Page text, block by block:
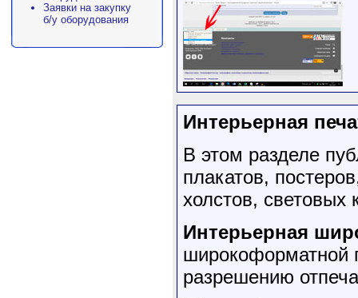
Заявки на закупку
б/у оборудования
Интерьерная
В этом разделе
плакатов,
холстов, световых
Интерьерная
широкоформатной
разрешению